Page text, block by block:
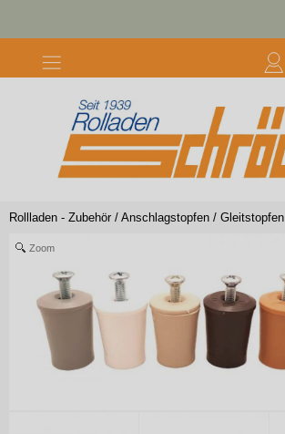
Rollladen - Zubehör / Anschlagstopfen / Gleitstopfen
Zoom